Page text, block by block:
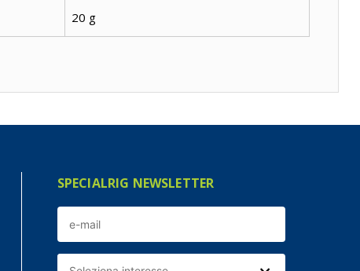
20 g
SPECIALRIG NEWSLETTER